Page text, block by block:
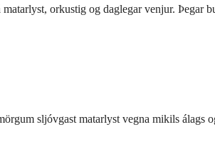
orkustig og daglegar venjur. Þegar
sljóvgast matarlyst vegna mikils álags